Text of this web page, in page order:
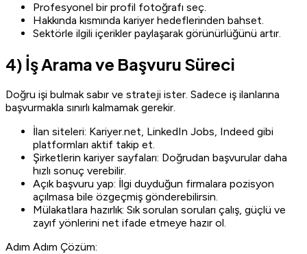
Profesyonel bir profil fotoğrafı seç.
Hakkında kısmında kariyer hedeflerinden bahset.
Sektörle ilgili içerikler paylaşarak görünürlüğünü artır.
4) İş Arama ve Başvuru Süreci
Doğru işi bulmak sabır ve strateji ister. Sadece iş ilanlarına
başvurmakla sınırlı kalmamak gerekir.
İlan siteleri: Kariyer.net, LinkedIn Jobs, Indeed gibi
platformları aktif takip et.
Şirketlerin kariyer sayfaları: Doğrudan başvurular daha
hızlı sonuç verebilir.
Açık başvuru yap: İlgi duyduğun firmalara pozisyon
açılmasa bile özgeçmiş gönderebilirsin.
Mülakatlara hazırlık: Sık sorulan soruları çalış, güçlü ve
zayıf yönlerini net ifade etmeye hazır ol.
Adım Adım Çözüm: